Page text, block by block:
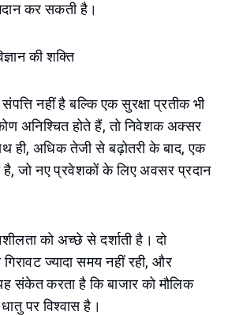
कर सकती है।
की शक्ति
नहीं है बल्कि एक सुरक्षा प्रतीक भी
अनिश्चित होते हैं, तो निवेशक अक्सर
ही, अधिक तेजी से बढ़ोतरी के बाद, एक
जो नए प्रवेशकों के लिए अवसर प्रदान
को अच्छे से दर्शाती है। दो
ज्यादा समय नहीं रही, और
संकेत करता है कि बाजार को मौलिक
पर विश्वास है।